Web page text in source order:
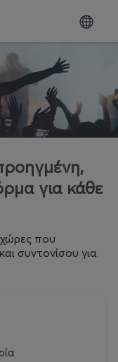
για κάθε
χώρες που
συντονίσου για